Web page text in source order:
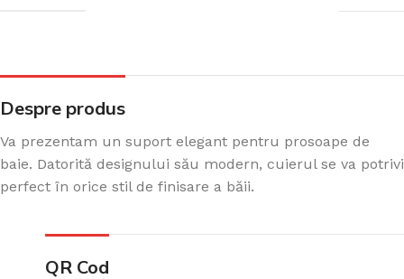
Despre produs
Va prezentam un suport elegant pentru prosoape de
baie. Datorită designului său modern, cuierul se va potrivi
perfect în orice stil de finisare a băii.
QR Cod